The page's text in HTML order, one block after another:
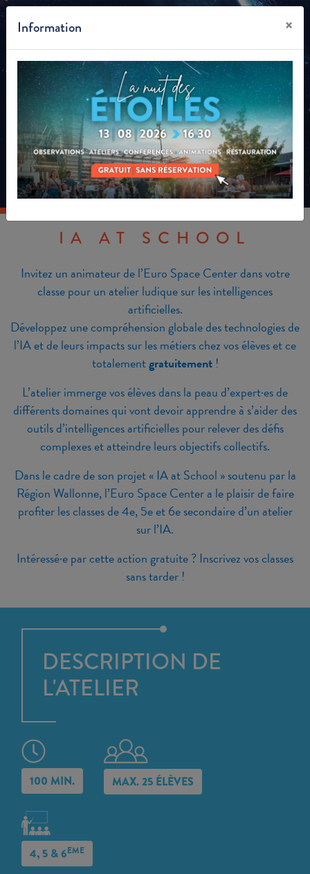
PRÉSENTE
IA AT SCHOOL
Invitez un animateur de l’Euro Space Center dans votre
classe pour un atelier ludique sur les intelligences
artificielles.
Développez une compréhension globale des technologies de
l’IA et de leurs impacts sur les métiers chez vos élèves et ce
totalementgratuitement!
L’atelier immerge vos élèves dans la peau d’expert·es de
différents domaines qui vont devoir apprendre à s’aider des
outils d’intelligences artificielles pour relever des défis
complexes et atteindre leurs objectifs collectifs.
Dans le cadre de son projet « IA at School » soutenu par la
Région Wallonne, l’Euro Space Center a le plaisir de faire
profiter les classes de 4e, 5e et 6e secondaire d’un atelier
sur l’IA.
Intéressé·e par cette action gratuite ? Inscrivez vos classes
sans tarder !
DESCRIPTION DE
L'ATELIER
100 MIN. MAX. 25 ÉLÈVES
4, 5 & 6EME
Information ×